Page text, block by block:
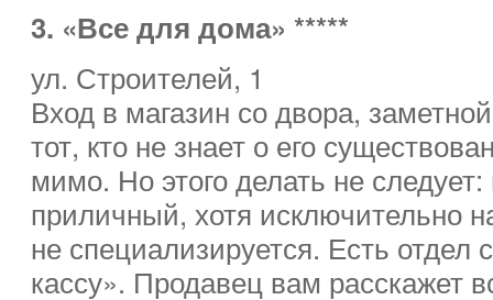
3. «Все для дома» *****
ул. Строителей, 1
Вход в магазин со двора,
тот, кто не знает о его
мимо. Но этого делать не
приличный, хотя исключительно
не специализируется. Есть отдел
кассу». Продавец вам расскажет